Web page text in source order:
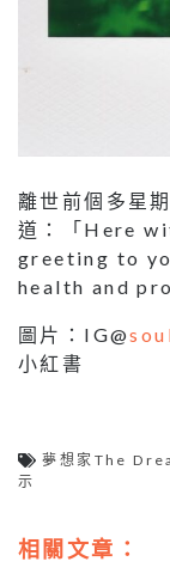
離世前個多星
道：「Here
greeting to
health and
圖片：IG@
小紅書
夢想家The
示
相關文章：